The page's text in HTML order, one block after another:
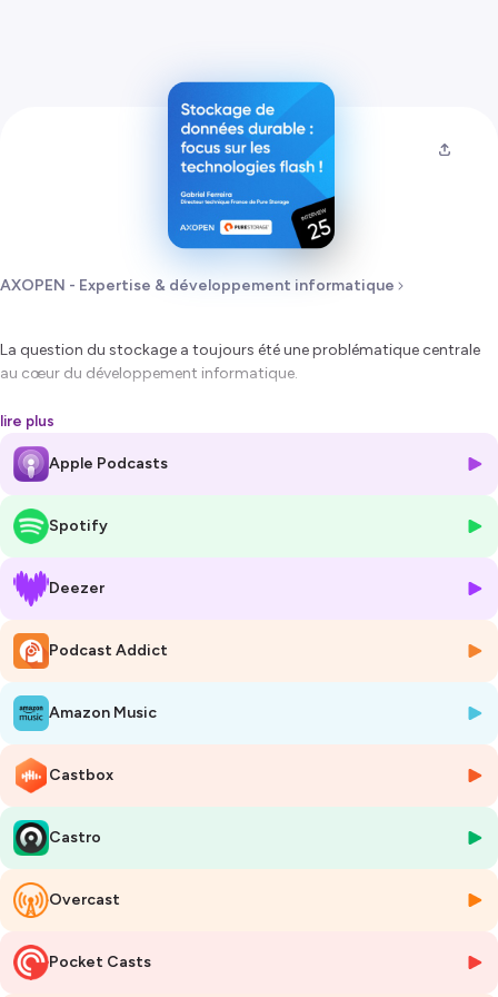
AXOPEN - Expertise & développement informatique
La question du stockage a toujours été une problématique centrale
au cœur du développement informatique.
Avec des technologies qui évoluent constamment et des systèmes
informatiques qui ne cessent de s’agrandir, les entreprises doivent
continuer d’innover pour proposer des solutions de stockage
Pour aborder ce sujet, Philippe a interviewé Gabriel Ferreira, directeur
conception et les enjeux autour des solutions de stockage.
Hébergé par Ausha. Visitez
pour plus d'informations.
lire plus
Apple Podcasts
Spotify
Deezer
Podcast Addict
Amazon Music
Castbox
Castro
Overcast
Pocket Casts